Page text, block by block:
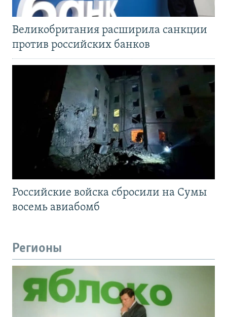
Великобритания расширила санкции
против российских банков
Российские войска сбросили на Сумы
восемь авиабомб
Регионы